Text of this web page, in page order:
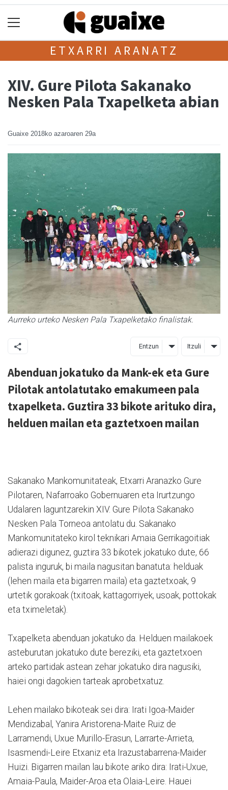
ETXARRI ARANATZ
XIV. Gure Pilota Sakanako
Nesken Pala Txapelketa abian
Guaixe 2018ko azaroaren 29a
Aurreko urteko Nesken Pala Txapelketako finalistak.
Entzun Itzuli
Abenduan jokatuko da Mank-ek eta Gure
Pilotak antolatutako emakumeen pala
txapelketa. Guztira 33 bikote arituko dira,
helduen mailan eta gaztetxoen mailan
Sakanako Mankomunitateak, Etxarri Aranazko Gure
Pilotaren, Nafarroako Gobernuaren eta Irurtzungo
Udalaren laguntzarekin XIV. Gure Pilota Sakanako
Nesken Pala Torneoa antolatu du. Sakanako
Mankomunitateko kirol teknikari Amaia Gerrikagoitiak
adierazi digunez, guztira 33 bikotek jokatuko dute, 66
palista inguruk, bi maila nagusitan banatuta: helduak
(lehen maila eta bigarren maila) eta gaztetxoak, 9
urtetik gorakoak (txitoak, kattagorriyek, usoak, pottokak
eta tximeletak).
Txapelketa abenduan jokatuko da. Helduen mailakoek
asteburutan jokatuko dute bereziki, eta gaztetxoen
arteko partidak astean zehar jokatuko dira nagusiki,
haiei ongi dagokien tarteak aprobetxatuz.
Lehen mailako bikoteak sei dira: Irati Igoa-Maider
Mendizabal, Yanira Aristorena-Maite Ruiz de
Larramendi, Uxue Murillo-Erasun, Larrarte-Arrieta,
Isasmendi-Leire Etxaniz eta Irazustabarrena-Maider
Huizi. Bigarren mailan lau bikote ariko dira: Irati-Uxue,
Amaia-Paula, Maider-Aroa eta Olaia-Leire. Hauei